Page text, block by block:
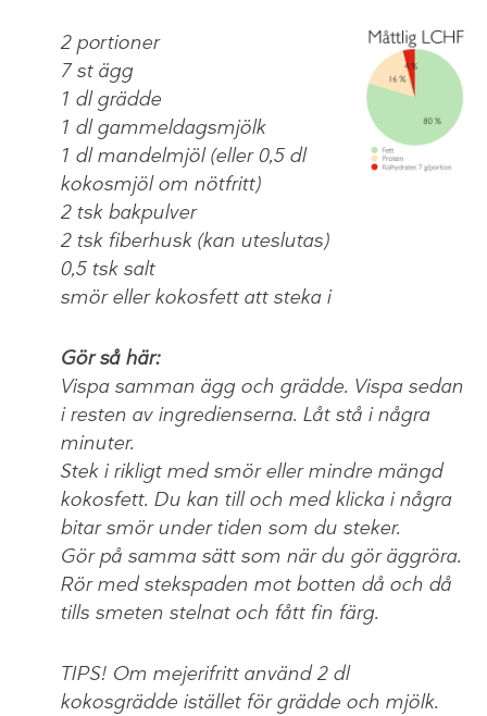
2 portioner
7 st ägg
1 dl grädde
1 dl gammeldagsmjölk
1 dl mandelmjöl (eller 0,5 dl
kokosmjöl om nötfritt)
2 tsk bakpulver
2 tsk fiberhusk (kan uteslutas)
0,5 tsk salt
smör eller kokosfett att steka i
Gör så här:
Vispa samman ägg och grädde. Vispa sedan
i resten av ingredienserna. Låt stå i några
minuter.
Stek i rikligt med smör eller mindre mängd
kokosfett. Du kan till och med klicka i några
bitar smör under tiden som du steker.
Gör på samma sätt som när du gör äggröra.
Rör med stekspaden mot botten då och då
tills smeten stelnat och fått fin färg.
TIPS! Om mejerifritt använd 2 dl
kokosgrädde istället för grädde och mjölk.